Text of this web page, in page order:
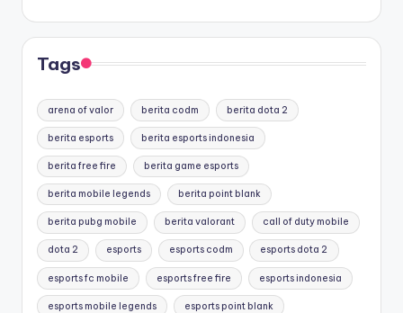
Tags
arena of valor berita codm berita dota 2
berita esports berita esports indonesia
berita free fire berita game esports
berita mobile legends berita point blank
berita pubg mobile berita valorant call of duty mobile
dota 2 esports esports codm esports dota 2
esports fc mobile esports free fire esports indonesia
esports mobile legends esports point blank